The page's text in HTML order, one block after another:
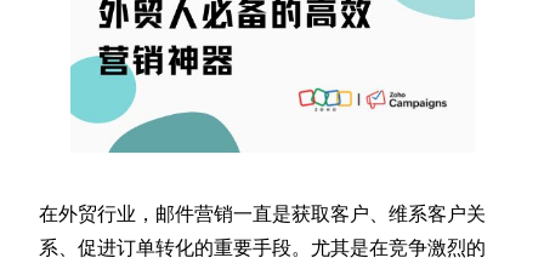
在外贸行业，邮件营销一直是获取客户、维系客户关
系、促进订单转化的重要手段。尤其是在竞争激烈的